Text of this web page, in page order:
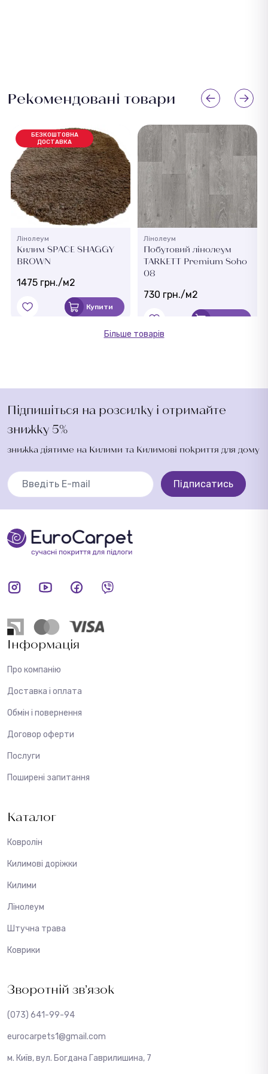
Рекомендовані товари
БЕЗКОШТОВНА
ДОСТАВКА
Лінолеум
Килим SPACE SHAGGY
BROWN
1475 грн./м2
Купити
Лінолеум
Побутовий лінолеум
TARKETT Premium Soho
08
730 грн./м2
Купити
Більше товарів
Підпишіться на розсилку і отримайте
знижку 5%
знижка діятиме на Килими та Килимові покриття для дому
Підписатись
Інформація
Про компанію
Доставка і оплата
Обмін і повернення
Договор оферти
Послуги
Поширені запитання
Каталог
Ковролін
Килимові доріжки
Килими
Лінолеум
Штучна трава
Коврики
Зворотній зв’язок
(073) 641-99-94
eurocarpets1@gmail.com
м. Київ, вул. Богдана Гаврилишина, 7